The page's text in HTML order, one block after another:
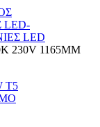
LED-
LED
230V 1165MM